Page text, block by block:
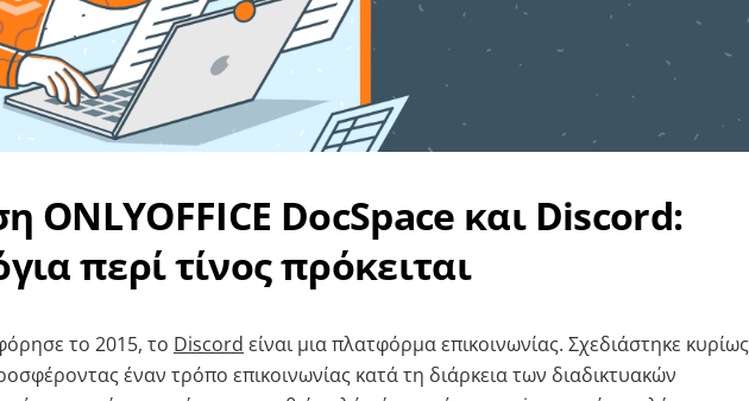
ONLYOFFICE DocSpace και Discord:
περί τίνος πρόκειται
το 2015, το Discord είναι μια πλατφόρμα επικοινωνίας. Σχεδιάστηκε κυρίως
έναν τρόπο επικοινωνίας κατά τη διάρκεια των διαδικτυακών